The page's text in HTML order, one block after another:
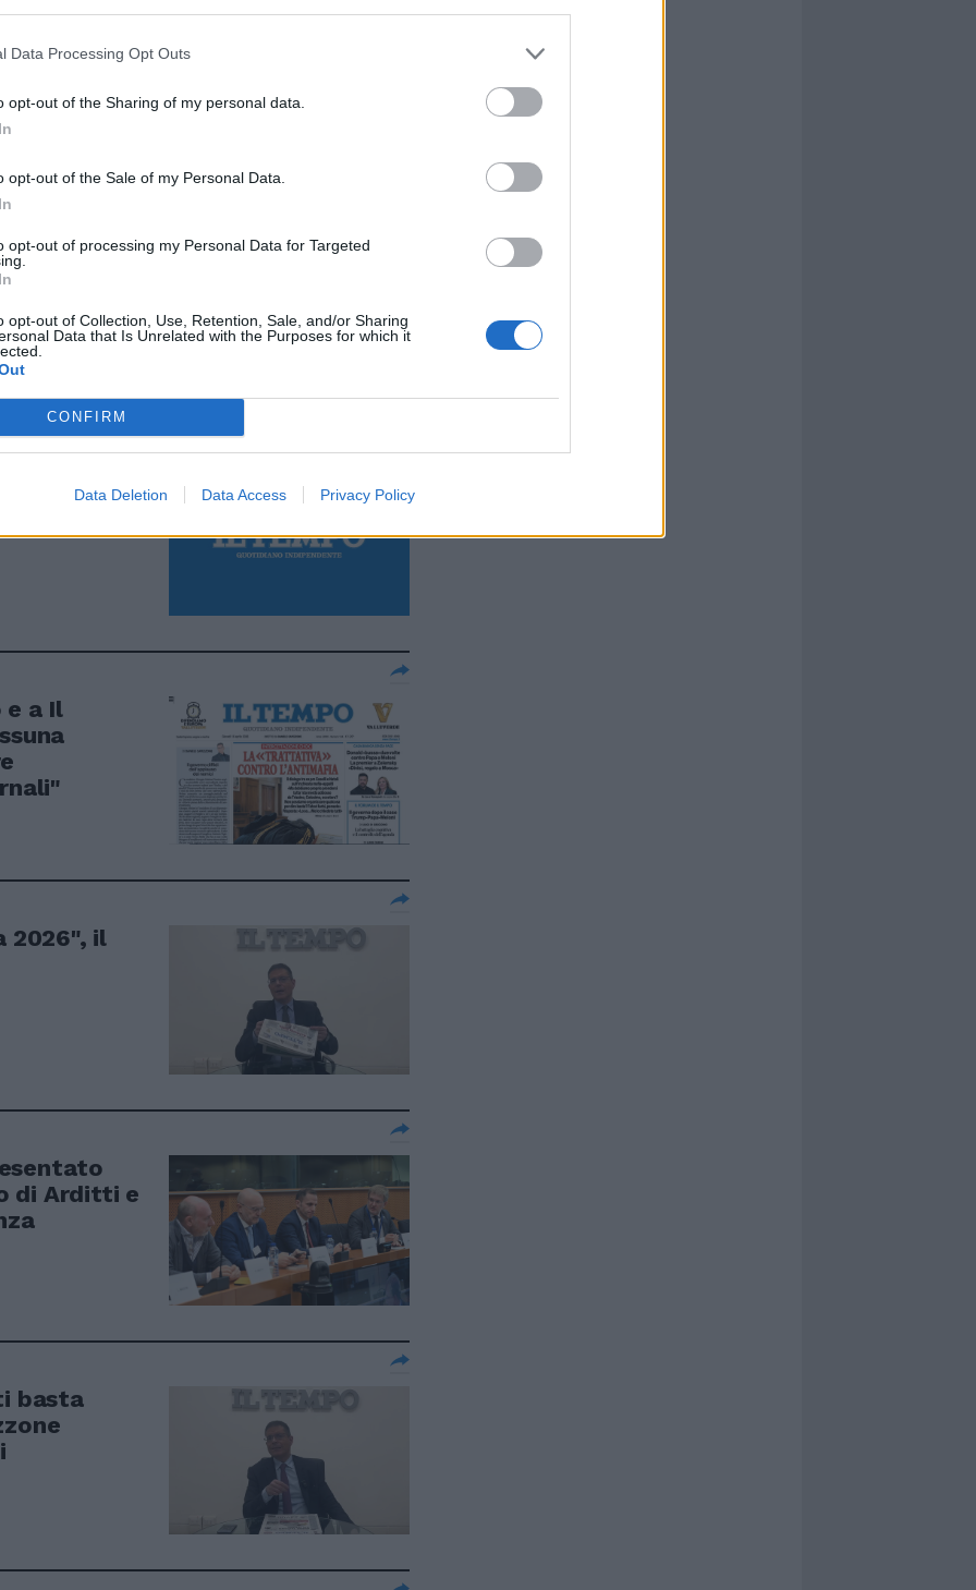
Data Processing Opt Outs
opt-out of the Sharing of my personal data.
opt-out of the Sale of my Personal Data.
opt-out of processing my Personal Data for Targeted
opt-out of Collection, Use, Retention, Sale, and/or Sharing
Data that Is Unrelated with the Purposes for which it
CONFIRM
Data Deletion Data Access Privacy Policy
clandestini
di
meno
Il Tempo
e a Il
2026", il
di Arditti e
basta